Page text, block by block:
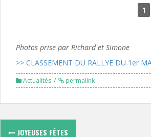
1
Photos prise par Richard et Simone
>> CLASSEMENT DU RALLYE DU 1er
Actualités permalink
Navigation
JOYEUSES FÊTES